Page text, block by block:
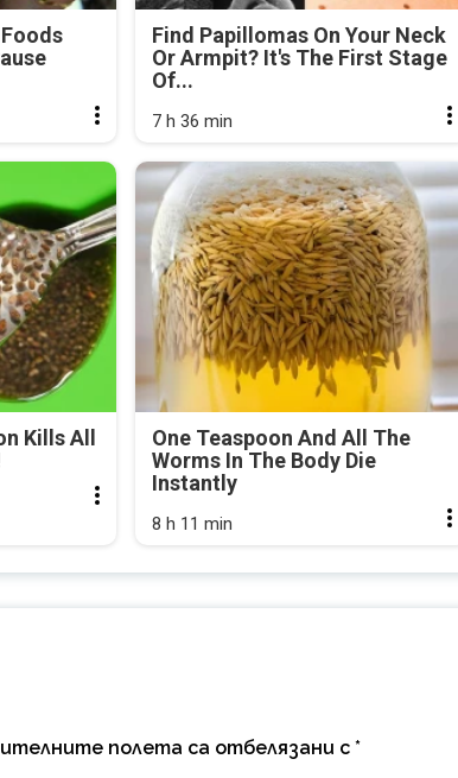
Find Papillomas On Your Neck
Or Armpit? It's The First Stage
Of...
7 h 36 min
Kills All
One Teaspoon And All The
Worms In The Body Die
Instantly
8 h 11 min
полета са отбелязани с *